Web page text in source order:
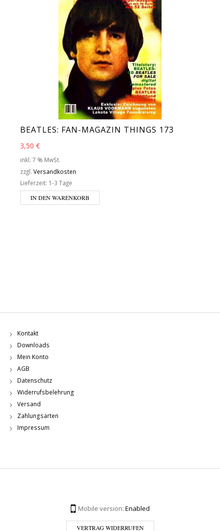
BEATLES: FAN-MAGAZIN THINGS 173
3,50 €
inkl. 7 % MwSt.
zzgl. Versandkosten
Lieferzeit: 1-3 Tage
IN DEN WARENKORB
Kontakt
Downloads
Mein Konto
AGB
Datenschutz
Widerrufsbelehrung
Versand
Zahlungsarten
Impressum
Mobile version: Enabled
VERTRAG WIDERRUFEN